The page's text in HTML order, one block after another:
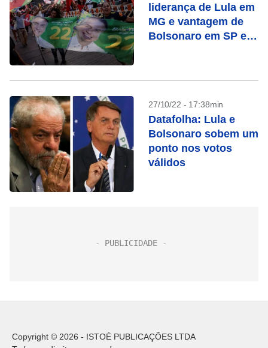
liderança de Lula em
MG e vantagem de
Bolsonaro em SP e
27/10/22 - 17:38min
Datafolha: Lula e
Bolsonaro sobem um
ponto nos votos
válidos
Copyright © 2026 - ISTOÉ PUBLICAÇÕES LTDA